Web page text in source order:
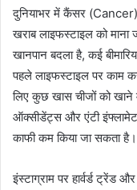
दुनियाभर में कैंसर
खराब लाइफस्टाइल को
खानपान बदला है, कई
पहले लाइफस्टाइल पर
लिए कुछ खास चीजों को खाने
ऑक्सीडेंट्स और एंटी
काफी कम किया जा सकता है।
इंस्टाग्राम पर हार्वर्ड ट्रेंड